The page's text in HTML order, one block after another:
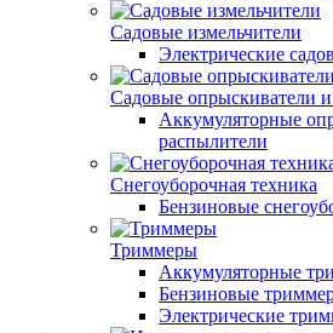
Садовые измельчители
Электрические
Садовые опрыскиватели
Аккумуляторные
распылители
Снегоуборочная техника
Бензиновые
Триммеры
Аккумуляторные
Бензиновые
Электрические